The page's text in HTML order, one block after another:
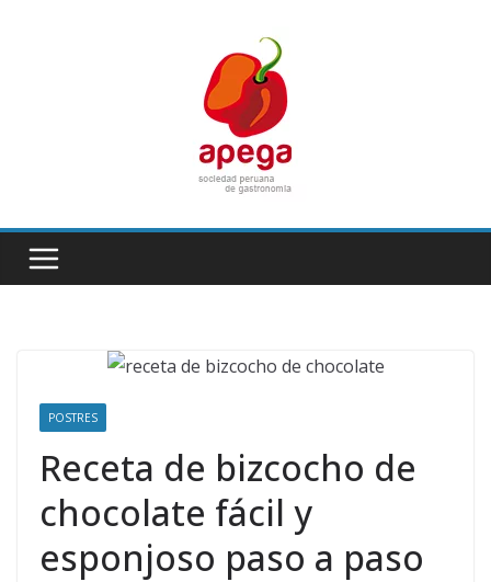
POSTRES
Receta de bizcocho de
chocolate fácil y
esponjoso paso a paso